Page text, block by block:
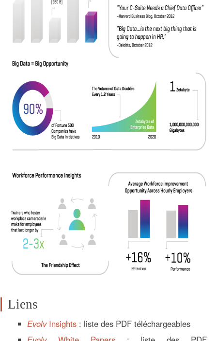
Liens
EvolvInsights : liste des PDF téléchargeables